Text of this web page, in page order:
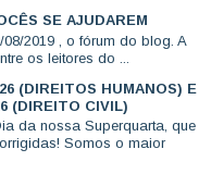
SE AJUDAREM
2019 , o fórum do blog. A
os leitores do ...
(DIREITOS HUMANOS) E
(DIREITO CIVIL)
da nossa Superquarta, que
Somos o maior